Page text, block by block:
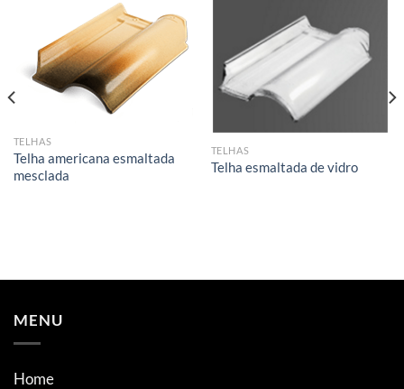
TELHAS
Telha americana esmaltada
mesclada
TELHAS
Telha esmaltada de vidro
MENU
Home